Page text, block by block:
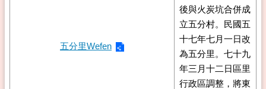
五分里Wefen
後與火炭坑合併成
立五分村。民國五
十七年七月一日改
為五分里。七十九
年三月十二日區里
行政區調整，將東